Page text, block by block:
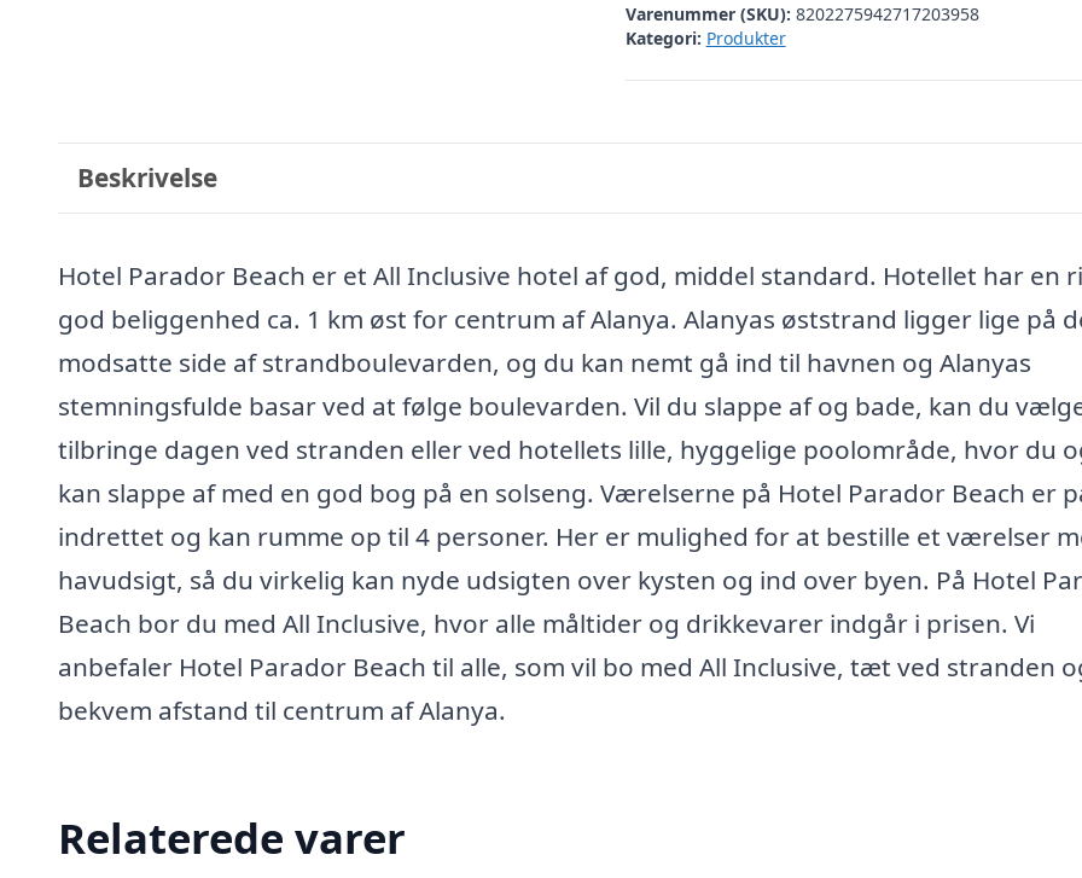
Varenummer (SKU): 8202275942717203958
Kategori: Produkter
Beskrivelse
Hotel Parador Beach er et All Inclusive hotel af god, middel standard. Hotellet har en
god beliggenhed ca. 1 km øst for centrum af Alanya. Alanyas øststrand ligger lige på
modsatte side af strandboulevarden, og du kan nemt gå ind til havnen og Alanyas
stemningsfulde basar ved at følge boulevarden. Vil du slappe af og bade, kan du
tilbringe dagen ved stranden eller ved hotellets lille, hyggelige poolområde, hvor du
kan slappe af med en god bog på en solseng. Værelserne på Hotel Parador Beach er
indrettet og kan rumme op til 4 personer. Her er mulighed for at bestille et værelser
havudsigt, så du virkelig kan nyde udsigten over kysten og ind over byen. På Hotel
Beach bor du med All Inclusive, hvor alle måltider og drikkevarer indgår i prisen. Vi
anbefaler Hotel Parador Beach til alle, som vil bo med All Inclusive, tæt ved stranden
bekvem afstand til centrum af Alanya.
Relaterede varer